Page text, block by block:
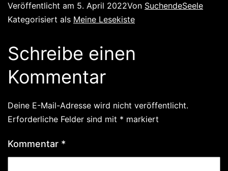
Veröffentlicht am 5. April 2022Von SuchendeSeele
Kategorisiert als Meine Lesekiste
Schreibe einen
Kommentar
Deine E-Mail-Adresse wird nicht veröffentlicht.
Erforderliche Felder sind mit * markiert
Kommentar *